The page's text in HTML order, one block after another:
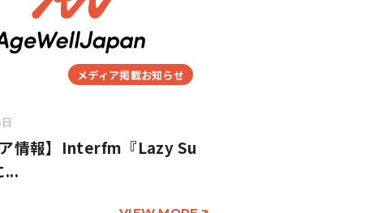
メディア掲載お知らせ
ア情報】Interfm『Lazy Su
...